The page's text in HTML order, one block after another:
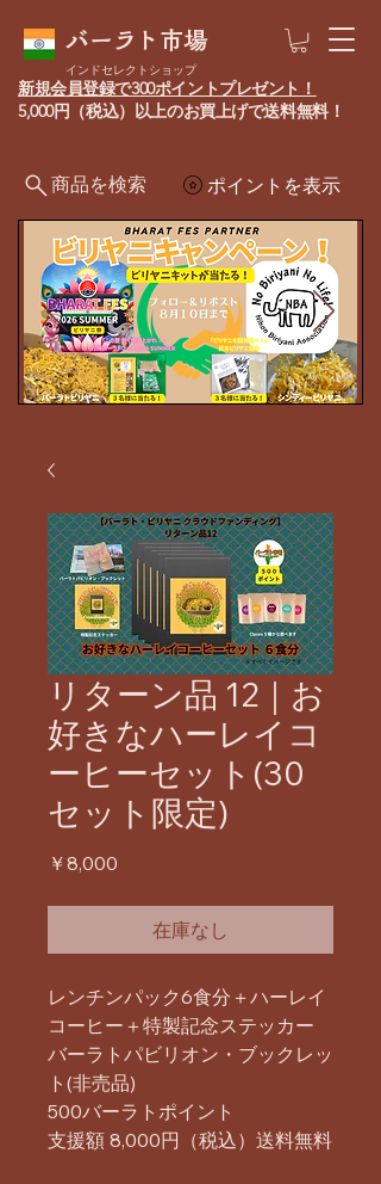
バーラト市場
ポイントを表示
新規会員登録で300ポイントプレゼント！
5,000円（税込）以上のお買上げで送料無料！
インドセレクトショップ
商品を検索
リターン品 12｜お
好きなハーレイコ
ーヒーセット(30
セット限定)
￥8,000
在庫なし
レンチンパック6食分＋ハーレイ
コーヒー＋特製記念ステッカー
バーラトパビリオン・ブックレッ
ト(非売品)
500バーラトポイント
支援額 8,000円（税込）送料無料